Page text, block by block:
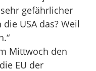
gefährlicher
USA das? Weil
Mittwoch den
EU der